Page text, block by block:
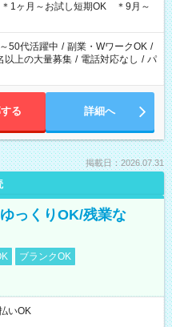
1ヶ月～お試し短期OK ＊9月～
50代活躍中 / 副業・WワークOK /
以上の大量募集 / 電話対応なし / パ
る 詳細へ
掲載日：2026.07.31
っくりOK/残業な
ブランクOK
いOK